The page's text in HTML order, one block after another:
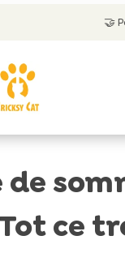
Poți plăti și
ce